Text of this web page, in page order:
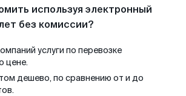
используя электронный
без комиссии?
услуги по перевозке
цене.
дешево, по сравнению от и до